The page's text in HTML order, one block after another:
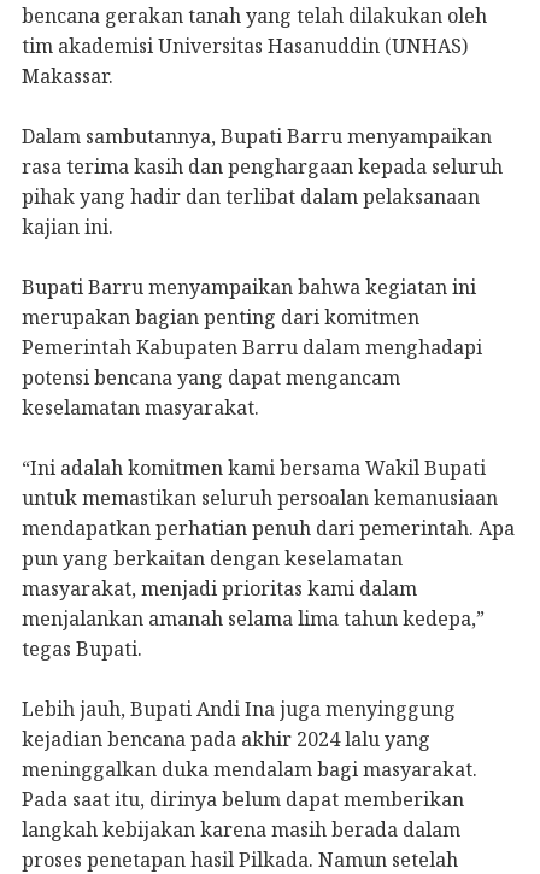
bencana gerakan tanah yang telah dilakukan oleh
tim akademisi Universitas Hasanuddin (UNHAS)
Makassar.
Dalam sambutannya, Bupati Barru menyampaikan
rasa terima kasih dan penghargaan kepada seluruh
pihak yang hadir dan terlibat dalam pelaksanaan
kajian ini.
Bupati Barru menyampaikan bahwa kegiatan ini
merupakan bagian penting dari komitmen
Pemerintah Kabupaten Barru dalam menghadapi
potensi bencana yang dapat mengancam
keselamatan masyarakat.
“Ini adalah komitmen kami bersama Wakil Bupati
untuk memastikan seluruh persoalan kemanusiaan
mendapatkan perhatian penuh dari pemerintah. Apa
pun yang berkaitan dengan keselamatan
masyarakat, menjadi prioritas kami dalam
menjalankan amanah selama lima tahun kedepa,”
tegas Bupati.
Lebih jauh, Bupati Andi Ina juga menyinggung
kejadian bencana pada akhir 2024 lalu yang
meninggalkan duka mendalam bagi masyarakat.
Pada saat itu, dirinya belum dapat memberikan
langkah kebijakan karena masih berada dalam
proses penetapan hasil Pilkada. Namun setelah